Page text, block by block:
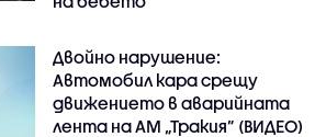
Двойно нарушение:
Автомобил кара срещу
движението в аварийната
лента на АМ „Тракия” (ВИДЕО)